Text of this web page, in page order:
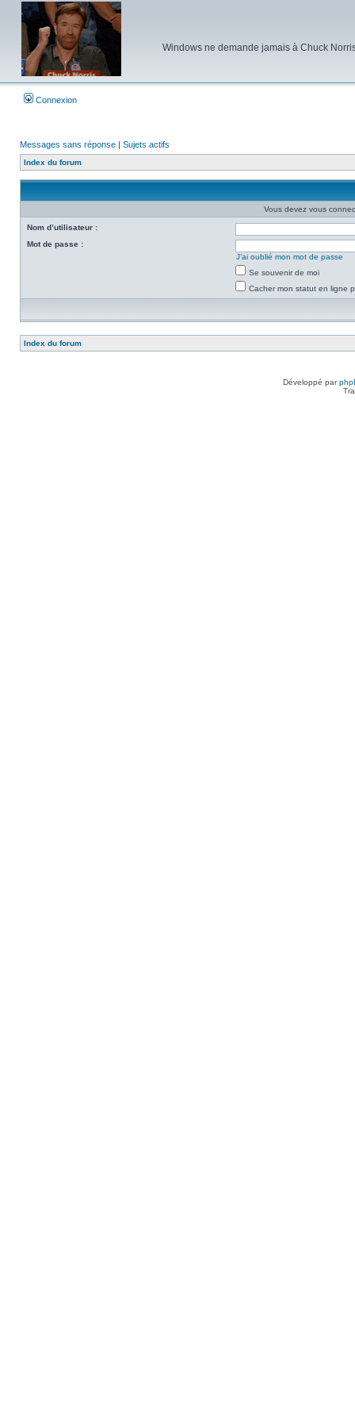
Windows ne demande jamais à Chuck
Connexion
Messages sans réponse | Sujets actifs
Index du forum
Vous devez vous
Nom d’utilisateur :
Mot de passe :
J’ai oublié mon mot de passe
Se souvenir de moi
Cacher mon statut en ligne
Index du forum
Développé par